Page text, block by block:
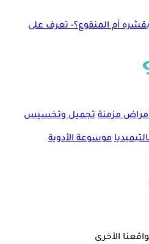
بقشره أم المنقوع؟- تعرف على
مزمنة تجميل وتخسيس
موسوعة الأدوية
الأخرى